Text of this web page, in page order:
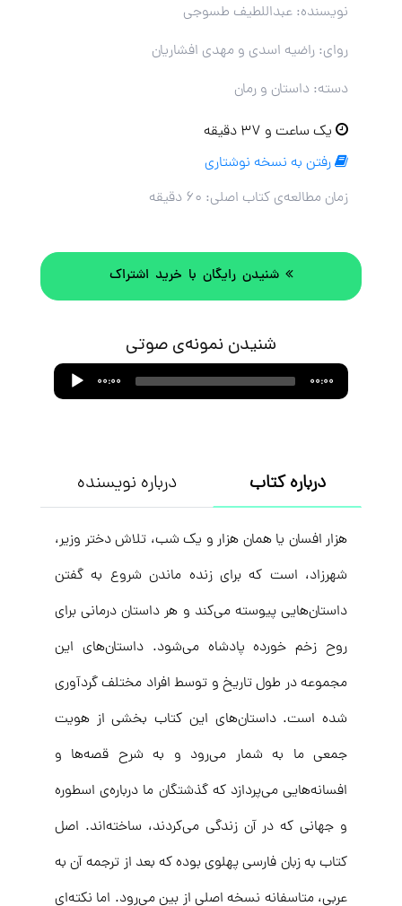
نویسنده: عبداللطیف طسوجی
روای: راضیه اسدی و مهدی افشاریان
دسته: داستان و رمان
یک ساعت و ۳۷ دقیقه
رفتن به نسخه نوشتاری
زمان مطالعه‌ی کتاب اصلی: ۶۰ دقیقه
شنیدن رایگان با خرید اشتراک
شنیدن نمونه‌ی صوتی
Audio
Player
00:00 00:00
درباره کتاب درباره نویسنده
هزار افسان یا همان هزار و یک شب، تلاش دختر وزیر،
شهرزاد، است که برای زنده ماندن شروع به گفتن
داستان‌هایی پیوسته می‌کند و هر داستان درمانی برای
روح زخم خورده پادشاه می‌شود. داستان‌های این
مجموعه‌ در طول تاریخ و توسط افراد مختلف گردآوری
شده است. داستان‌های این کتاب بخشی از هویت
جمعی ما به شمار می‌رود و به شرح قصه‌ها و
افسانه‌هایی می‌پردازد که گذشتگان ما درباره‌ی اسطوره
و جهانی که در آن زندگی می‌کردند، ساخته‌اند. اصل
کتاب به زبان فارسی پهلوی بوده که بعد از ترجمه آن به
عربی، متاسفانه نسخه اصلی از بین می‌رود. اما نکته‌ای